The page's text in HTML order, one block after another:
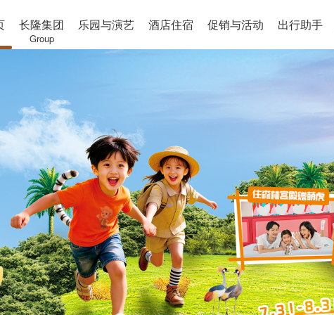
长隆集团
Group
乐园与演艺 酒店住宿 促销与活动 出行助手